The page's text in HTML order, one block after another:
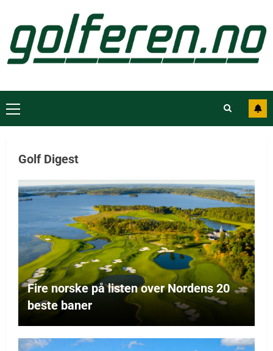
Golf Digest
Fire norske på listen over Nordens 20
beste baner